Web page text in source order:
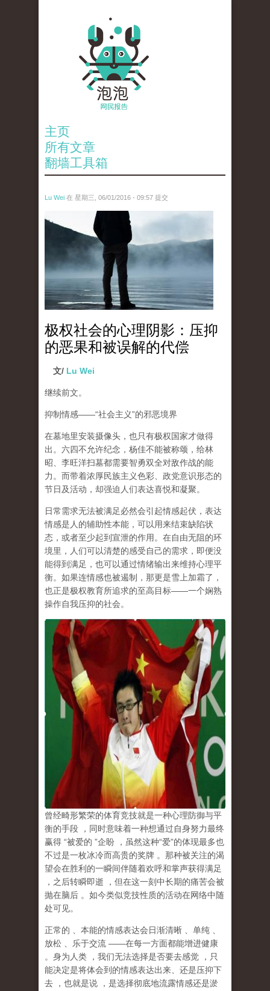
主页
所有文章
翻墙工具箱
Lu Wei 在 星期三, 06/01/2016 - 09:57 提交
wen_tou_tu_2.jpg
极权社会的心理阴影：压抑
的恶果和被误解的代偿
文/ Lu Wei
继续前文。
抑制情感——“社会主义”的邪恶境界
在墓地里安装摄像头，也只有极权国家才做得
出。六四不允许纪念，杨佳不能被称颂，给林
昭、李旺洋扫墓都需要智勇双全对敌作战的能
力。而带着浓厚民族主义色彩、政党意识形态的
节日及活动，却强迫人们表达喜悦和凝聚。
日常需求无法被满足必然会引起情感起伏， 表达
情感是人的辅助性本能，可以用来结束缺陷状
态，或者至少起到宣泄的作用 。在自由无阻的环
境里，人们可以清楚的感受自己的需求，即便没
能得到满足，也可以通过情绪输出来维持心理平
衡。如果连情感也被遏制，那更是雪上加霜了，
也正是极权教育所追求的至高目标——一个娴熟
操作自我压抑的社会。
曾经畸形繁荣的体育竞技就是一种心理防御与平
衡的手段
，同时意味着一种想通过自身努力最终
赢得 “被爱的 ”企盼 ，虽然这种“爱”的体现最多也
不过是一枚冰冷而高贵的奖牌 。那种被关注的渴
望会在胜利的一瞬间伴随着欢呼和掌声获得满足
，之后转瞬即逝
，但在这一刻中长期的痛苦会被
抛在脑后 。如今类似竞技性质的活动在网络中随
处可见。
正常的 、本能的情感表达会日渐清晰 、单纯
放松
、乐于交流 ——在每一方面都能增进健康
。身为人类
，我们无法选择是否要去感觉
，只
能决定是将体会到的情感表达出来、还是压抑下
去
，也就是说 ， 是选择彻底地流露情感还是淤